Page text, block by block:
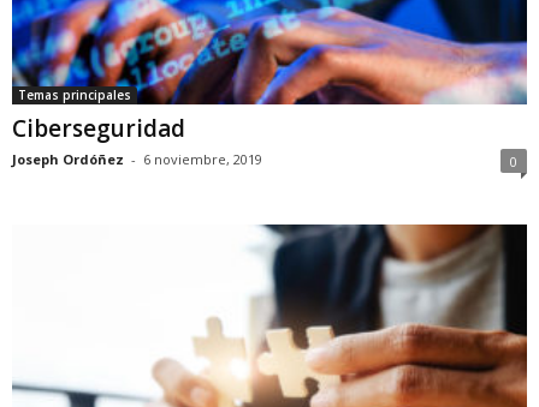
Temas principales
Ciberseguridad
Joseph Ordóñez - 6 noviembre, 2019 0